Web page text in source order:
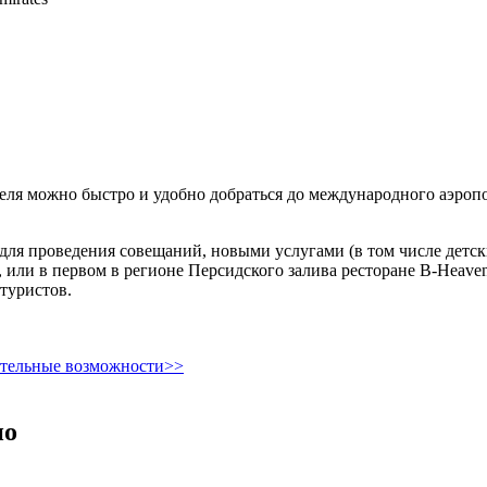
можно быстро и удобно добраться до международного
проведения совещаний, новыми услугами (в том числе
в первом в регионе Персидского залива ресторане B-
возможности>>